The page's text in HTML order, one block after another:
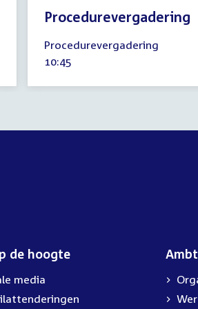
Procedurevergadering
oktober
2024
Procedurevergadering
Tijd
10:45
de hoogte
media